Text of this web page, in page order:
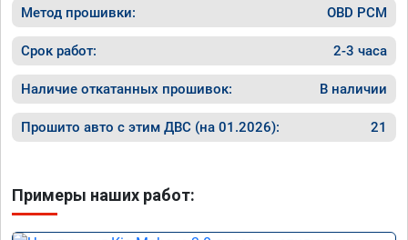
способ
общем
Метод прошивки: OBD PCM
Срок работ: 2-3 часа
Наличие откатанных прошивок: В наличии
Прошито авто с этим ДВС (на 01.2026): 21
Примеры наших работ: